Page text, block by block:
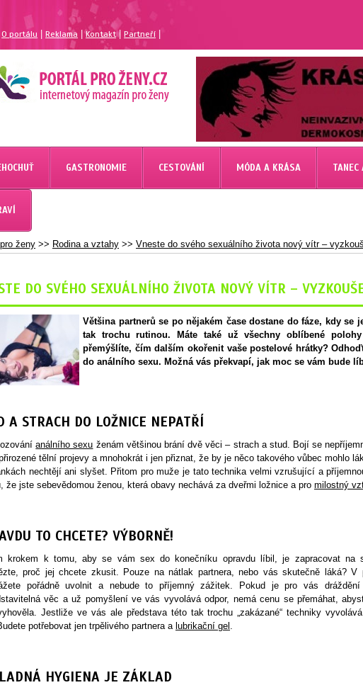
O portálu Reklama Kontakt| Partneří
PRO ŽENY
PRO ŽENY.CZ
GASTRONOMIE CESTOVÁNÍ MÓDA A KRÁSA TANEC
ženy >> Rodina a vztahy >> Vneste do svého sexuálního života nový vítr –
DO SVÉHO SEXUÁLNÍHO ŽIVOTA NOVÝ VÍTR –
Většina partnerů se po nějakém čase dostane do fáze, kdy se
tak trochu rutinou. Máte také už všechny oblíbené
přemýšlíte, čím dalším okořenit vaše postelové hrátky?
do análního sexu. Možná vás překvapí, jak moc se vám bude
A STRACH DO LOŽNICE NEPATŘÍ
análního sexu ženám většinou brání dvě věci – strach a stud. Bojí se
tělní projevy a mnohokrát i jen přiznat, že by je něco takového vůbec mohlo
nechtějí ani slyšet. Přitom pro muže je tato technika velmi vzrušující a
že jste sebevědomou ženou, která obavy nechává za dveřmi ložnice a pro milostný
TO CHCETE? VÝBORNĚ!
krokem k tomu, aby se vám sex do konečníku opravdu líbil, je zapracovat na
proč jej chcete zkusit. Pouze na nátlak partnera, nebo vás skutečně láká? V
pořádně uvolnit a nebude to příjemný zážitek. Pokud je pro vás
věc a už pomyšlení ve vás vyvolává odpor, nemá cenu se přemáhat,
Jestliže ve vás ale představa této tak trochu „zakázané“ techniky
potřebovat jen trpělivého partnera a lubrikační gel
HYGIENA JE ZÁKLAD